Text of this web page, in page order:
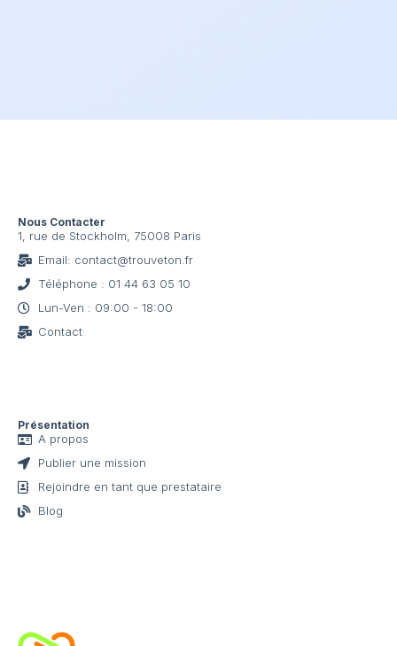
Présentation
A propos
Publier une mission
Rejoindre en tant que prestataire
Blog
Nous Contacter
1, rue de Stockholm, 75008 Paris
Email: contact@trouveton.fr
Téléphone : 01 44 63 05 10
Lun-Ven : 09:00 - 18:00
Contact